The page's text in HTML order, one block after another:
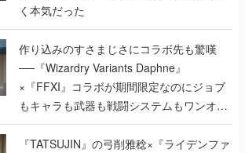
く本気だった
作り込みのすさまじさにコラボ先も驚嘆
──『Wizardry Variants Daphne』
×『FFXI』コラボが期間限定なのにジョブ
もキャラも武器も戦闘システムもワンオフ
で作り込まれた理由を両ディレクターに聞
く
『TATSUJIN』の弓削雅稔×『ライデンファ